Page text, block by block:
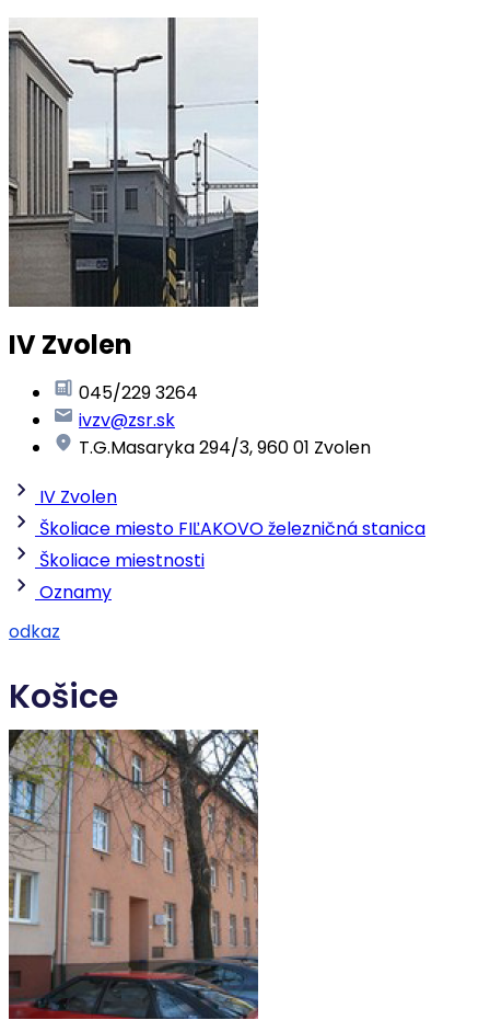
IV Zvolen
045/229 3264
ivzv@zsr.sk
T.G.Masaryka 294/3, 960 01 Zvolen
IV Zvolen
Školiace miesto FIĽAKOVO železničná stanica
Školiace miestnosti
Oznamy
odkaz
Košice